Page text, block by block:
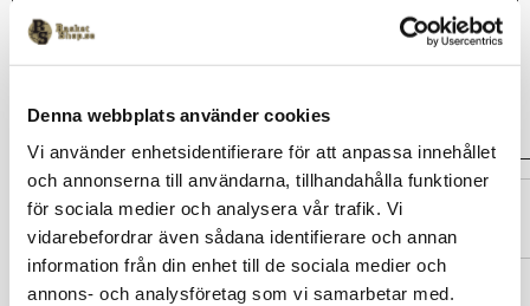
Denna webbplats använder cookies
Vi använder enhetsidentifierare för att anpassa innehållet
och annonserna till användarna, tillhandahålla funktioner
för sociala medier och analysera vår trafik. Vi
vidarebefordrar även sådana identifierare och annan
information från din enhet till de sociala medier och
annons- och analysföretag som vi samarbetar med.
Lagerstatus
Beställningsvara
Måtten är ungefärliga och
ett riktmärke
Storlek S M L